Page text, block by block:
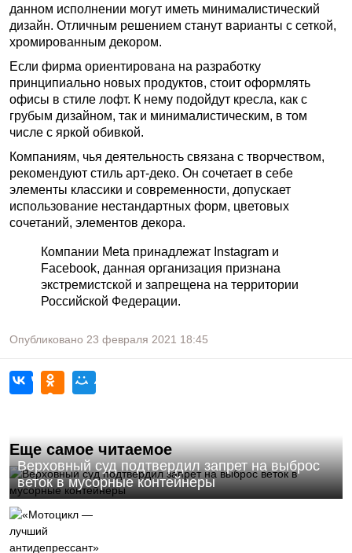
данном исполнении могут иметь минималистический
дизайн. Отличным решением станут варианты с сеткой,
хромированным декором.
Если фирма ориентирована на разработку
принципиально новых продуктов, стоит оформлять
офисы в стиле лофт. К нему подойдут кресла, как с
грубым дизайном, так и минималистическим, в том
числе с яркой обивкой.
Компаниям, чья деятельность связана с творчеством,
рекомендуют стиль арт-деко. Он сочетает в себе
элементы классики и современности, допускает
использование нестандартных форм, цветовых
сочетаний, элементов декора.
Компании Meta принадлежат Instagram и
Facebook, данная организация признана
экстремистской и запрещена на территории
Российской Федерации.
Опубликовано 23 февраля 2021 18:45
Еще самое читаемое
Верховный суд подтвердил запрет на выброс
веток в мусорные контейнеры